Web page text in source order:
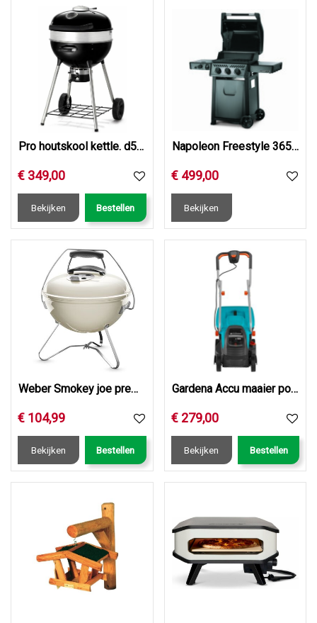
Pro houtskool kettle. d57cm
€ 349,00
Bekijken Bestellen
Napoleon Freestyle 365, 3 hoofdbranders, met SIZZLE ZONE zi…
€ 499,00
Bekijken
Weber Smokey joe premium d37cm ivory
€ 104,99
Bekijken Bestellen
Gardena Accu maaier powermax 32/36v p4a set
€ 279,00
Bekijken Bestellen